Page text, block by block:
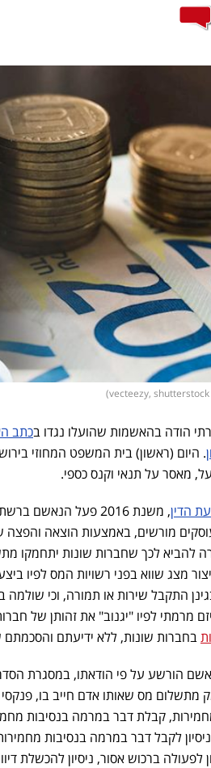
הודה בהאשמות שהועלו נגדו בכתב
. היום (ראשון) ​בית המשפט המחוזי
מאסר על תנאי וקנס כספי.
הדין
, משנת 2016 פעל
מורשים, באמצעות הוצאה והפצה
להביא לכך שחברות שונות יתחמקו
מצג שווא בפני רשויות המס לפיו
מרמתי לפיו "יגנוב" את זהותן של
בחברות שונות, ללא ידיעתם
הורשע על פי הודאתו, במסגרת
מתשלום מס שאותו אדם חייב בו,
קבלת דבר במרמה בנסיבות
לקבל דבר במרמה בנסיבות
לפעולה ברכוש אסור, ניסיון